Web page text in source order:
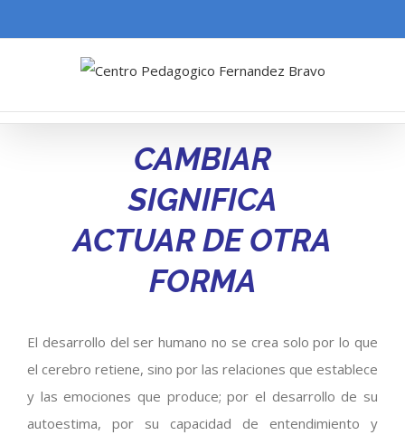
CAMBIAR
SIGNIFICA
ACTUAR DE OTRA
FORMA
El desarrollo del ser humano no se crea solo por lo que
el cerebro retiene, sino por las relaciones que establece
y las emociones que produce; por el desarrollo de su
autoestima, por su capacidad de entendimiento y